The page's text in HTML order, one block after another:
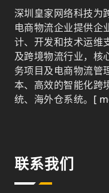
深圳皇家网络科技为
电商物流企业提供企
计、开发和技术运维
及跨境物流行业，核
务项目及电商物流管
本、高效的智能化跨
统、海外仓系统。 [
联系我们